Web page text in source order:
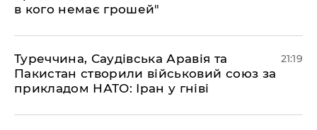
в кого немає грошей"
​Туреччина, Саудівська Аравія та
Пакистан створили військовий союз за
прикладом НАТО: Іран у гніві
21:19